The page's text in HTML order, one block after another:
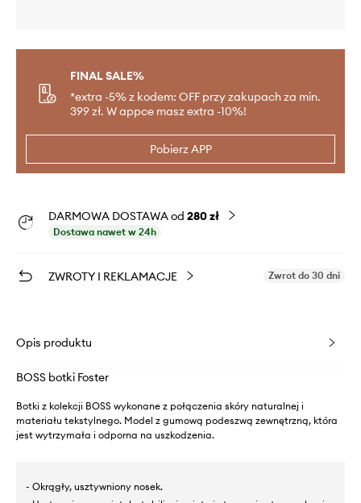
FINAL SALE%
*extra -5% z kodem: OFF przy zakupach za min.
399 zł. W appce masz extra -10%!
Pobierz APP
DARMOWA DOSTAWA od 280 zł
Dostawa nawet w 24h
ZWROTY I REKLAMACJE Zwrot do 30 dni
Opis produktu
BOSS botki Foster
Botki z kolekcji BOSS wykonane z połączenia skóry naturalnej i
materiału tekstylnego. Model z gumową podeszwą zewnętrzną, która
jest wytrzymała i odporna na uszkodzenia.
- Okrągły, usztywniony nosek.